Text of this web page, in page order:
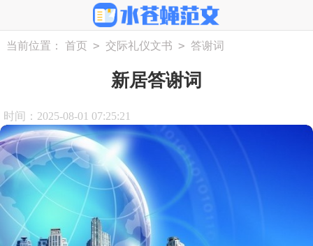
当前位置： 首页 > 交际礼仪文书 > 答谢词
新居答谢词
时间：2025-08-01 07:25:21